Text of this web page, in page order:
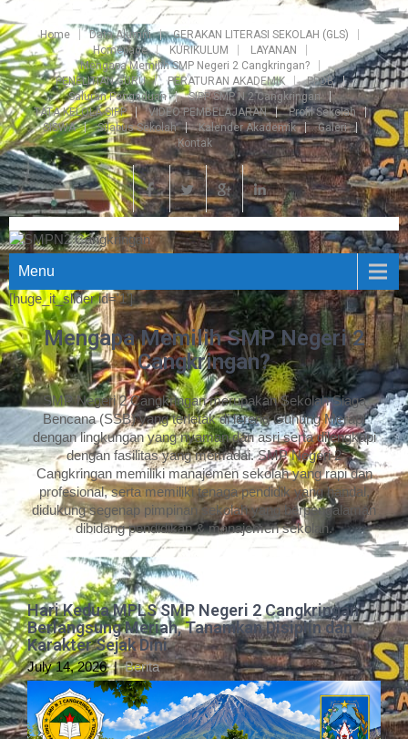
Home Data Alumni
GERAKAN LITERASI SEKOLAH (GLS)
Homepage
KURIKULUM
LAYANAN
Mengapa Memilih SMP Negeri 2 Cangkringan?
PENELITIAN GURU
PERATURAN AKADEMIK
PPDB
Saluran Pengaduan
SIPP SMP N 2 Cangkringan
TATA KELOLA SIPP
VIDEO PEMBELAJARAN
Profil Sekolah
SISWA
Silabus Sekolah Kalender Akademik
Galeri
Kontak
Menu
[huge_it_slider id='1']
Mengapa Memilih SMP Negeri 2
Cangkringan?
SMP Negeri 2 Cangkringan merupakan Sekolah Siaga
Bencana (SSB) yang terletak di lereng Gunung Merapi
dengan lingkungan yang nyaman dan asri serta dilengkapi
dengan fasilitas yang memadai. SMP Negeri 2
Cangkringan memiliki manajemen sekolah yang rapi dan
profesional, serta memiliki tenaga pendidik yang handal,
didukung segenap pimpinan sekolah yang berpengalaman
dibidang pendidikan & manajemen sekolah.
Hari Kedua MPLS SMP Negeri 2 Cangkringan
Berlangsung Meriah, Tanamkan Disiplin dan
Karakter Sejak Dini
July 14, 2026 |Berita